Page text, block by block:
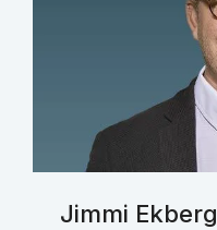
Jimmi Ekberg